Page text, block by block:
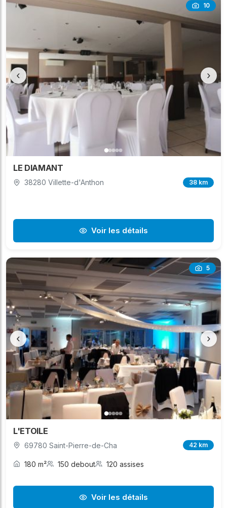
10
‹ ›
LE DIAMANT
38280 Villette-d'Anthon 38 km
Voir les détails
5
‹ ›
L'ETOILE
69780 Saint-Pierre-de-Cha 42 km
180 m² 150 debout 120 assises
Voir les détails